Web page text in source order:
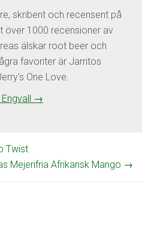
skribent och recensent på
över 1000 recensioner av
älskar root beer och
favoriter är Jarritos
One Love.
→
Twist
Mejerifria Afrikansk Mango →